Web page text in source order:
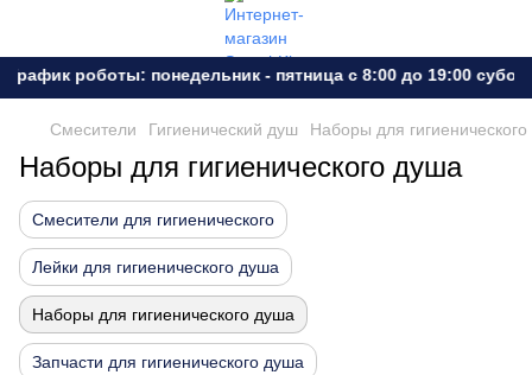
роботы: понедельник - пятница с 8:00 до 19:00 субота -
Смесители Гигиенический душ Наборы для
Наборы для гигиенического душа
Смесители для гигиенического
Лейки для гигиенического душа
Наборы для гигиенического душа
Запчасти для гигиенического душа